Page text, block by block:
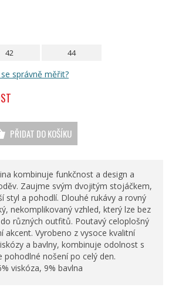
42 44
se správně měřit?
PŘIDAT DO KOŠÍKU
kombinuje funkčnost a design a
Zaujme svým dvojitým stojáčkem,
styl a pohodlí. Dlouhé rukávy a rovný
nekomplikovaný vzhled, který lze bez
různých outfitů. Poutavý celoplošný
akcent. Vyrobeno z vysoce kvalitní
a bavlny, kombinuje odolnost s
nošení po celý den.
viskóza, 9% bavlna